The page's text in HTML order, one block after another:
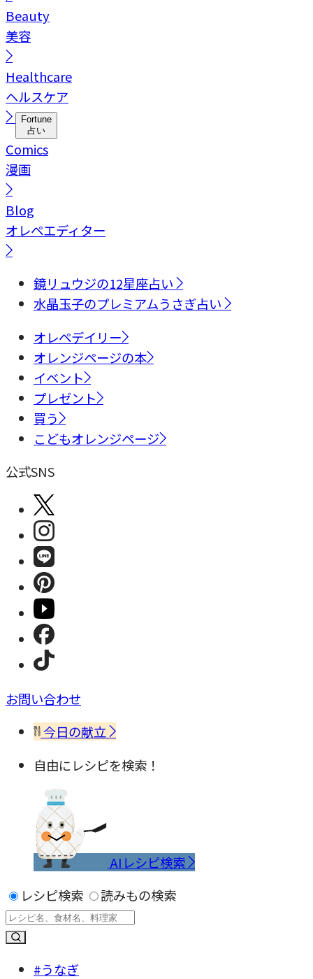
Beauty
美容
Healthcare
ヘルスケア
Fortune
占い
Comics
漫画
Blog
オレペエディター
鏡リュウジの12星座占い
水晶玉子のプレミアムうさぎ占い
オレペデイリー
オレンジページの本
イベント
プレゼント
買う
こどもオレンジページ
公式SNS
お問い合わせ
今日の献立
自由にレシピを検索！
AIレシピ検索
レシピ検索
読みもの検索
#うなぎ